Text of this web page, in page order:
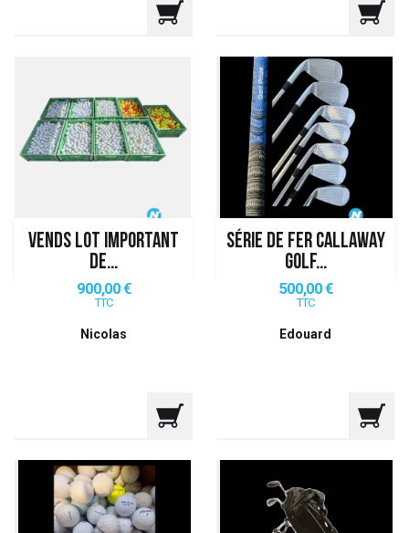
VENDS LOT IMPORTANT
DE...
Prix
900,00 €
TTC
Nicolas
SÉRIE DE FER CALLAWAY
GOLF...
Prix
500,00 €
TTC
Edouard